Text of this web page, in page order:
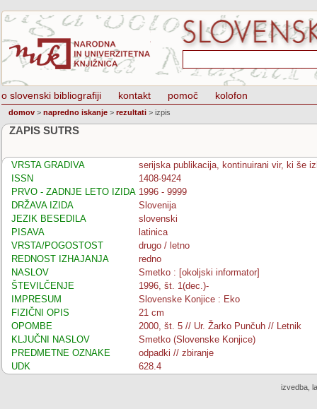
o slovenski bibliografiji kontakt pomoč kolofon
domov > napredno iskanje > rezultati > izpis
ZAPIS SUTRS
VRSTA GRADIVA
serijska publikacija, kontinuirani vir, ki še
ISSN
1408-9424
PRVO - ZADNJE LETO IZIDA 1996 - 9999
DRŽAVA IZIDA
Slovenija
JEZIK BESEDILA
slovenski
PISAVA
latinica
VRSTA/POGOSTOST
drugo / letno
REDNOST IZHAJANJA
redno
NASLOV
Smetko : [okoljski informator]
ŠTEVILČENJE
1996, št. 1(dec.)-
IMPRESUM
Slovenske Konjice : Eko
FIZIČNI OPIS
21 cm
OPOMBE
2000, št. 5 // Ur. Žarko Punčuh // Letnik
KLJUČNI NASLOV
Smetko (Slovenske Konjice)
PREDMETNE OZNAKE
odpadki // zbiranje
UDK
628.4
izvedba,